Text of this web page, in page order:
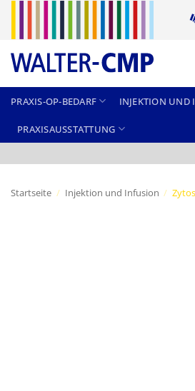
springen
PRAXIS-OP-BEDARF INJEKTION UND
PRAXISAUSSTATTUNG
Startseite / Injektion und Infusion /